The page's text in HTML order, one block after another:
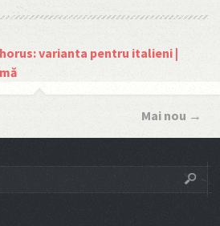
varianta pentru italieni |
Mai nou →